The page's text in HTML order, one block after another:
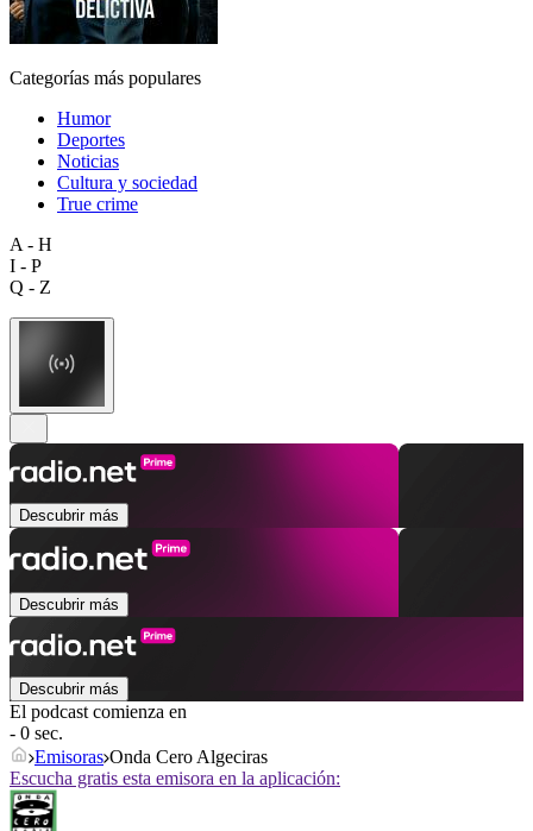
Categorías más populares
Humor
Deportes
Noticias
Cultura y sociedad
True crime
A - H
I - P
Q - Z
Descubrir más
Descubrir más
Descubrir más
El podcast comienza en
- 0 sec.
Emisoras Onda Cero Algeciras
Escucha gratis esta emisora en la aplicación: